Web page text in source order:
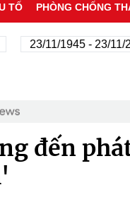
TỐ PHÒNG CHỐNG
23/11/1945 - 23/11/2025
đến